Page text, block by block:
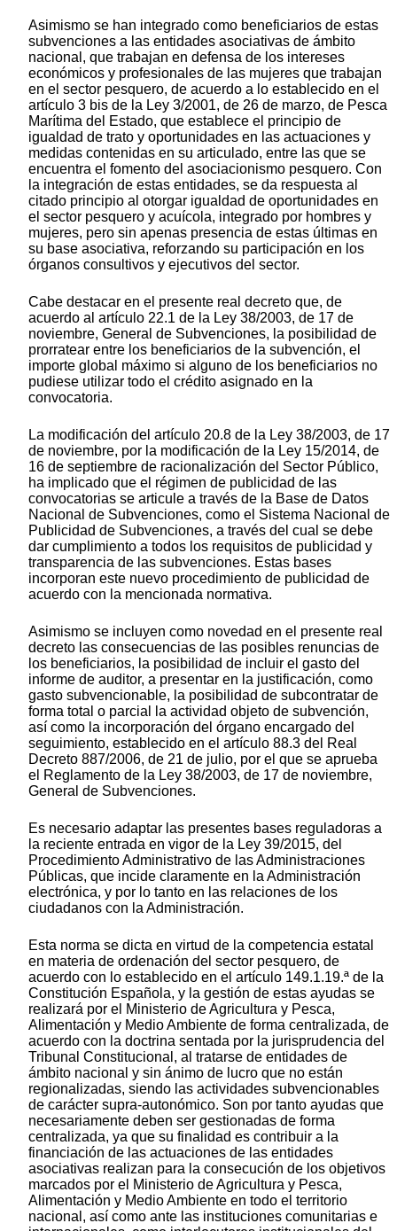
Asimismo se han integrado como beneficiarios de estas
subvenciones a las entidades asociativas de ámbito
nacional, que trabajan en defensa de los intereses
económicos y profesionales de las mujeres que trabajan
en el sector pesquero, de acuerdo a lo establecido en el
artículo 3 bis de la Ley 3/2001, de 26 de marzo, de Pesca
Marítima del Estado, que establece el principio de
igualdad de trato y oportunidades en las actuaciones y
medidas contenidas en su articulado, entre las que se
encuentra el fomento del asociacionismo pesquero. Con
la integración de estas entidades, se da respuesta al
citado principio al otorgar igualdad de oportunidades en
el sector pesquero y acuícola, integrado por hombres y
mujeres, pero sin apenas presencia de estas últimas en
su base asociativa, reforzando su participación en los
órganos consultivos y ejecutivos del sector.
Cabe destacar en el presente real decreto que, de
acuerdo al artículo 22.1 de la Ley 38/2003, de 17 de
noviembre, General de Subvenciones, la posibilidad de
prorratear entre los beneficiarios de la subvención, el
importe global máximo si alguno de los beneficiarios no
pudiese utilizar todo el crédito asignado en la
convocatoria.
La modificación del artículo 20.8 de la Ley 38/2003, de 17
de noviembre, por la modificación de la Ley 15/2014, de
16 de septiembre de racionalización del Sector Público,
ha implicado que el régimen de publicidad de las
convocatorias se articule a través de la Base de Datos
Nacional de Subvenciones, como el Sistema Nacional de
Publicidad de Subvenciones, a través del cual se debe
dar cumplimiento a todos los requisitos de publicidad y
transparencia de las subvenciones. Estas bases
incorporan este nuevo procedimiento de publicidad de
acuerdo con la mencionada normativa.
Asimismo se incluyen como novedad en el presente real
decreto las consecuencias de las posibles renuncias de
los beneficiarios, la posibilidad de incluir el gasto del
informe de auditor, a presentar en la justificación, como
gasto subvencionable, la posibilidad de subcontratar de
forma total o parcial la actividad objeto de subvención,
así como la incorporación del órgano encargado del
seguimiento, establecido en el artículo 88.3 del Real
Decreto 887/2006, de 21 de julio, por el que se aprueba
el Reglamento de la Ley 38/2003, de 17 de noviembre,
General de Subvenciones.
Es necesario adaptar las presentes bases reguladoras a
la reciente entrada en vigor de la Ley 39/2015, del
Procedimiento Administrativo de las Administraciones
Públicas, que incide claramente en la Administración
electrónica, y por lo tanto en las relaciones de los
ciudadanos con la Administración.
Esta norma se dicta en virtud de la competencia estatal
en materia de ordenación del sector pesquero, de
acuerdo con lo establecido en el artículo 149.1.19.ª de la
Constitución Española, y la gestión de estas ayudas se
realizará por el Ministerio de Agricultura y Pesca,
Alimentación y Medio Ambiente de forma centralizada, de
acuerdo con la doctrina sentada por la jurisprudencia del
Tribunal Constitucional, al tratarse de entidades de
ámbito nacional y sin ánimo de lucro que no están
regionalizadas, siendo las actividades subvencionables
de carácter supra-autonómico. Son por tanto ayudas que
necesariamente deben ser gestionadas de forma
centralizada, ya que su finalidad es contribuir a la
financiación de las actuaciones de las entidades
asociativas realizan para la consecución de los objetivos
marcados por el Ministerio de Agricultura y Pesca,
Alimentación y Medio Ambiente en todo el territorio
nacional, así como ante las instituciones comunitarias e